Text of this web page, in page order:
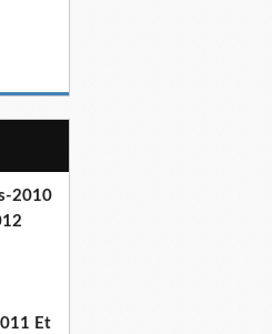
2010
Et